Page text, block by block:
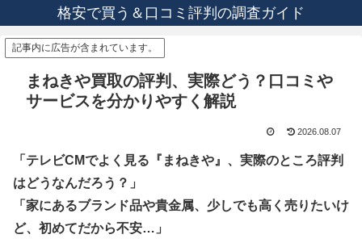
格安で買う＆口コミ評判の調査ガイド
記事内に広告が含まれています。
まねきや買取の評判、実際どう？口コミや
サービスを分かりやすく解説
2026.08.07
「テレビCMでよく見る『まねきや』、実際のところ評判
はどうなんだろう？」
「家にあるブランド品や貴金属、少しでも高く売りたいけ
ど、初めてだから不安…」